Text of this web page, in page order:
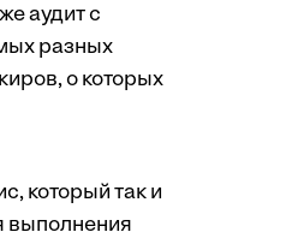
аудит с
разных
о которых
который так и
выполнения